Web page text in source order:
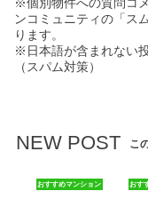
ンコミュニティの「ス
ります。
※日本語が含まれない
（スパム対策）
NEW POST こ
おすすめマンション おす